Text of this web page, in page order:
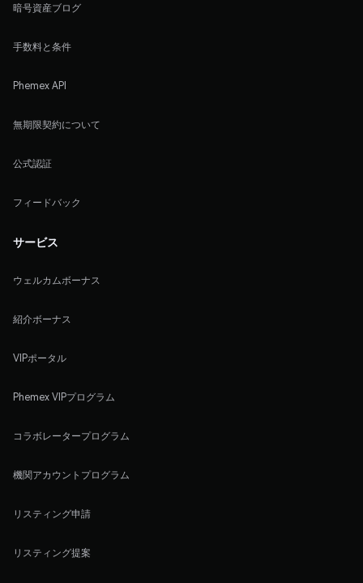
暗号資産ブログ
手数料と条件
Phemex API
無期限契約について
公式認証
フィードバック
サービス
ウェルカムボーナス
紹介ボーナス
VIPポータル
Phemex VIPプログラム
コラボレータープログラム
機関アカウントプログラム
リスティング申請
リスティング提案